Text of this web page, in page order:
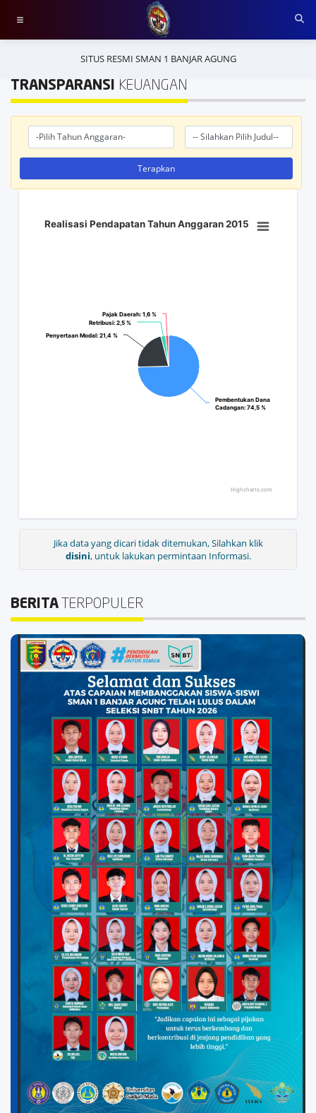
SITUS RESMI SMAN 1 BANJAR AGUNG
TRANSPARANSI KEUANGAN
Terapkan
Realisasi Pendapatan Tahun Anggaran 2015
Pembentukan Dana
Cadangan: 74,5 %
Pembentukan Dana
Cadangan: 74,5 %
Penyertaan Modal: 21,4 %
Penyertaan Modal: 21,4 %
Retribusi: 2,5 %
Retribusi: 2,5 %
Pajak Daerah: 1,6 %
Pajak Daerah: 1,6 %
Highcharts.com
Jika data yang dicari tidak ditemukan, Silahkan klik
disini, untuk lakukan permintaan Informasi.
BERITA TERPOPULER